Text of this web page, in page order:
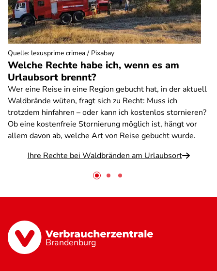
Welche Rechte habe ich, wenn es am
Urlaubsort brennt?
Wer eine Reise in eine Region gebucht hat, in der aktuell
Waldbrände wüten, fragt sich zu Recht: Muss ich
trotzdem hinfahren – oder kann ich kostenlos stornieren?
Ob eine kostenfreie Stornierung möglich ist, hängt vor
allem davon ab, welche Art von Reise gebucht wurde.
Ihre Rechte bei Waldbränden am Urlaubsort
Quelle: lexusprime crimea / Pixabay
Brandenburg